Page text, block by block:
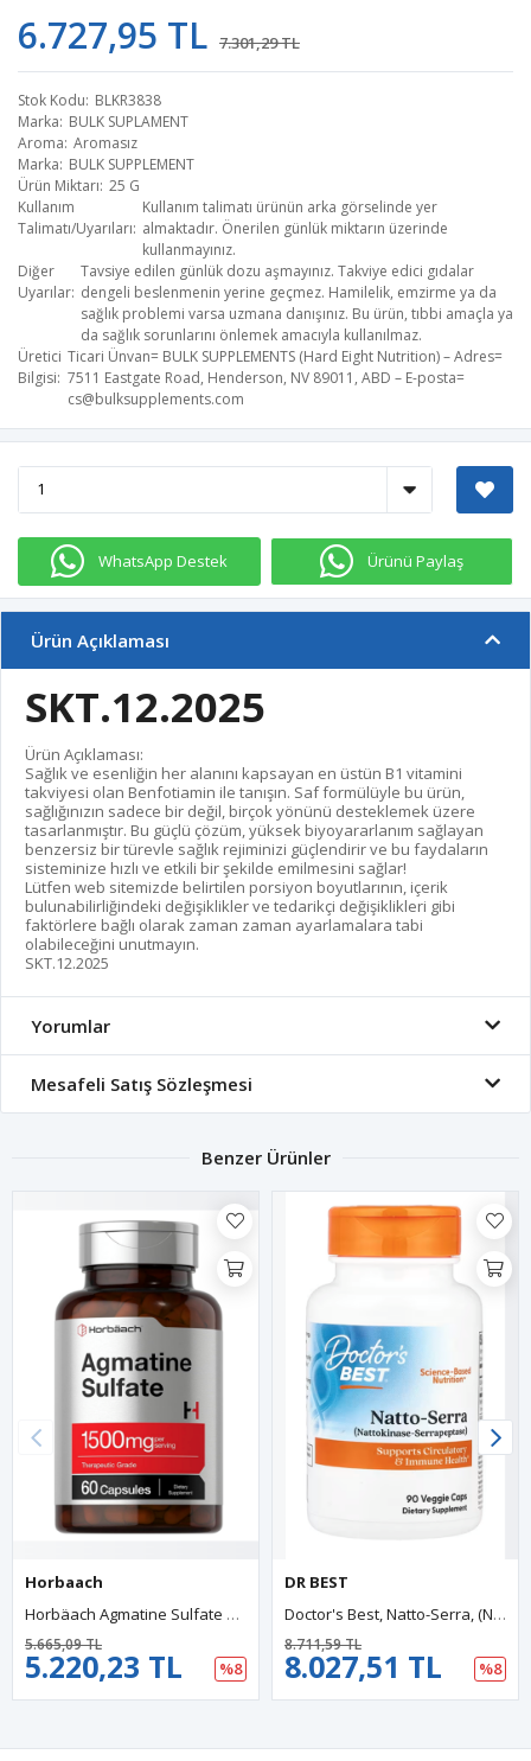
6.727,95 TL 7.301,29 TL
Stok Kodu BLKR3838
Marka BULK SUPLAMENT
Aroma Aromasız
Marka BULK SUPPLEMENT
Ürün Miktarı 25 G
Kullanım
Talimatı/Uyarıları
Kullanım talimatı ürünün arka görselinde yer
almaktadır. Önerilen günlük miktarın üzerinde
kullanmayınız.
Diğer
Uyarılar
Tavsiye edilen günlük dozu aşmayınız. Takviye edici gıdalar
dengeli beslenmenin yerine geçmez. Hamilelik, emzirme ya da
sağlık problemi varsa uzmana danışınız. Bu ürün, tıbbi amaçla ya
da sağlık sorunlarını önlemek amacıyla kullanılmaz.
Üretici
Bilgisi
Ticari Ünvan= BULK SUPPLEMENTS (Hard Eight Nutrition) – Adres=
7511 Eastgate Road, Henderson, NV 89011, ABD – E-posta=
cs@bulksupplements.com
WhatsApp Destek Ürünü Paylaş
Ürün Açıklaması
SKT.12.2025
Ürün Açıklaması:
Sağlık ve esenliğin her alanını kapsayan en üstün B1 vitamini
takviyesi olan Benfotiamin ile tanışın. Saf formülüyle bu ürün,
sağlığınızın sadece bir değil, birçok yönünü desteklemek üzere
tasarlanmıştır. Bu güçlü çözüm, yüksek biyoyararlanım sağlayan
benzersiz bir türevle sağlık rejiminizi güçlendirir ve bu faydaların
sisteminize hızlı ve etkili bir şekilde emilmesini sağlar!
Lütfen web sitemizde belirtilen porsiyon boyutlarının, içerik
bulunabilirliğindeki değişiklikler ve tedarikçi değişiklikleri gibi
faktörlere bağlı olarak zaman zaman ayarlamalara tabi
olabileceğini unutmayın.
SKT.12.2025
Yorumlar
Mesafeli Satış Sözleşmesi
Benzer Ürünler
Horbaach
Horbäach Agmatine Sulfate 1500mg 60 Capsules Pharmaceutical Grade Non-GMO, Gluten Free.3832
5.220,23 TL
5.665,09 TL
%8
DR BEST
Doctor's Best, Natto-Serra, (Nattokinase-Serrapeptase) 90 Veggie Capsul.54.
8.027,51 TL
8.711,59 TL
%8